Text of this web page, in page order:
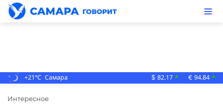
+21°C Самара $ 82.17 ▲ € 94.84 ▲
Интересное